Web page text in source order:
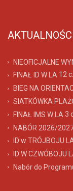
NIEOFICJALNE
FINAŁ ID W LA 12
BIEG NA
SIATKÓWKA
FINAŁ IMS W LA 3
NABÓR 2026/
ID w TRÓJBOJU
ID W CZWÓBOJU
Nabór do